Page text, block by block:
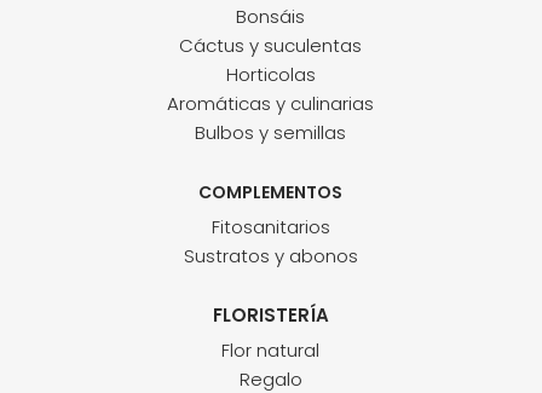
Bonsáis
Cáctus y suculentas
Horticolas
Aromáticas y culinarias
Bulbos y semillas
COMPLEMENTOS
Fitosanitarios
Sustratos y abonos
FLORISTERÍA
Flor natural
Regalo